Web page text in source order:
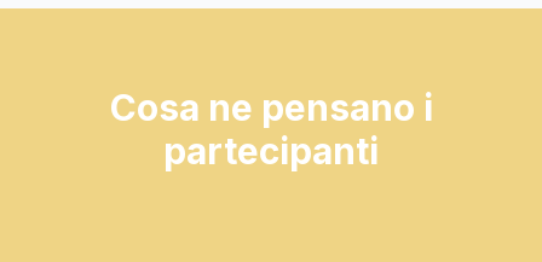
Cosa ne pensano i
partecipanti